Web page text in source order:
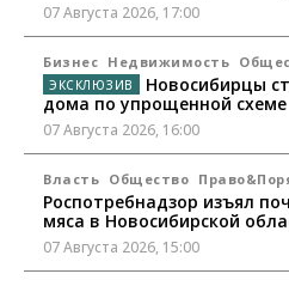
07 Августа 2026, 17:00
Бизнес Недвижимость
Новосибирцы
дома по упрощенной схеме
07 Августа 2026, 16:00
Власть Общество
Роспотребнадзор изъял
мяса в Новосибирской
07 Августа 2026, 15:00